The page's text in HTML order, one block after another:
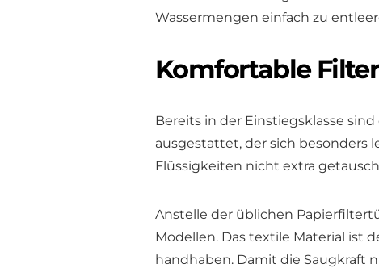
Wassermengen einfach zu
Komfortable
Bereits in der Einstiegsklasse
ausgestattet, der sich besonders
Flüssigkeiten nicht extra
Anstelle der üblichen
Modellen. Das textile Material ist
handhaben. Damit die Saugkraft